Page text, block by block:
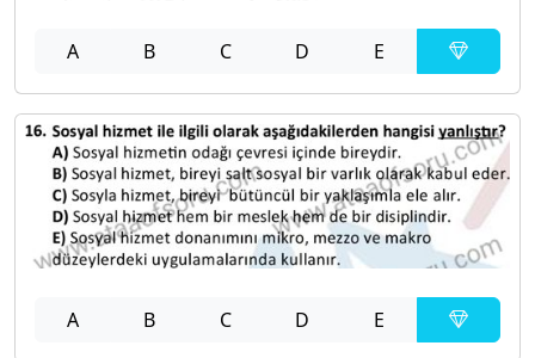
A B C D E
A B C D E